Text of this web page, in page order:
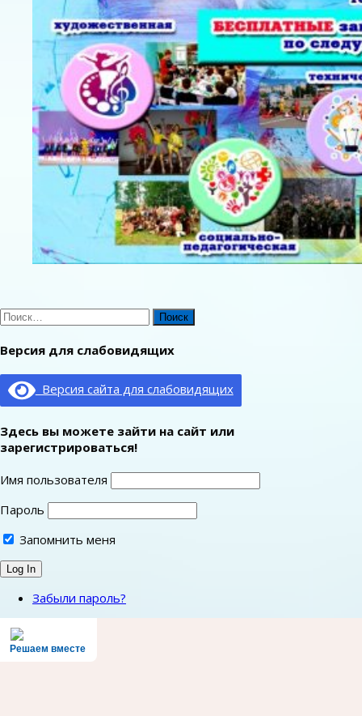
Найти:
Версия для слабовидящих
Версия сайта для слабовидящих
Здесь вы можете зайти на сайт или
зарегистрироваться!
Имя пользователя
Пароль
Запомнить меня
Забыли пароль?
Решаем вместе